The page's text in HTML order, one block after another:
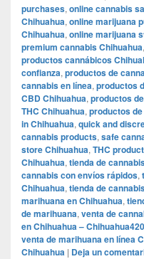
purchases, online cannabis
Chihuahua, online marijuana
Chihuahua, online marijuana
premium cannabis Chihuahua,
productos cannábicos
confianza, productos de
cannabis en línea, productos
CBD Chihuahua, productos
THC Chihuahua, productos
in Chihuahua, quick and
cannabis products, safe
store Chihuahua, THC
Chihuahua, tienda de
cannabis con envíos rápidos,
Chihuahua, tienda de
marihuana en Chihuahua,
de marihuana, venta de
en Chihuahua –
venta de marihuana en línea
Chihuahua | Deja un